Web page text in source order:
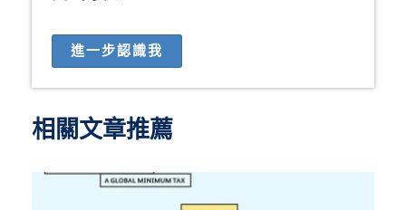
進一步認識我
相關文章推薦